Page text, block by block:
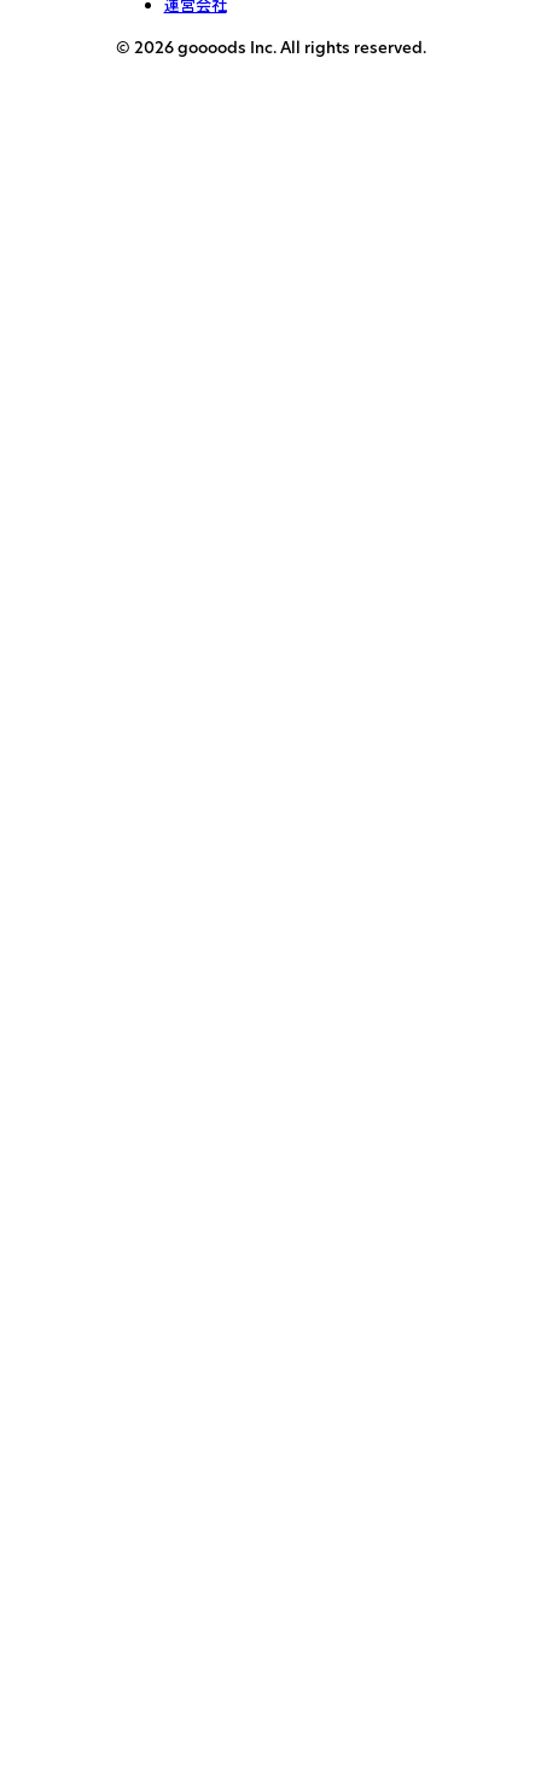
運営会社
© 2026 goooods Inc. All rights reserved.